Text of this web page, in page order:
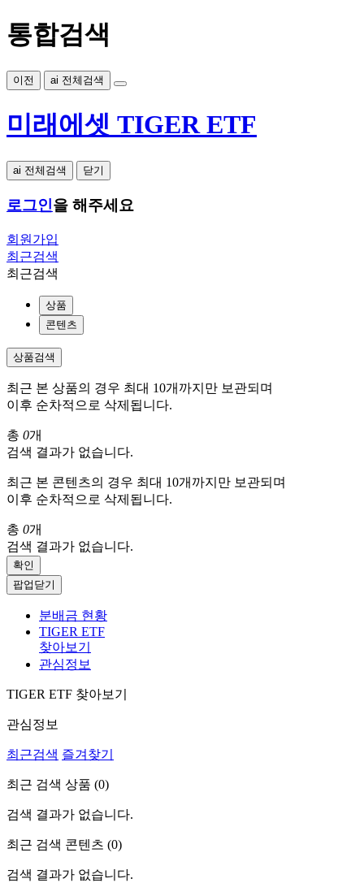
통합검색
이전 ai 전체검색
미래에셋 TIGER ETF
ai 전체검색 닫기
로그인을 해주세요
회원가입
최근검색
최근검색
상품
콘텐츠
상품검색
최근 본 상품의 경우 최대 10개까지만 보관되며
이후 순차적으로 삭제됩니다.
총 0개
검색 결과가 없습니다.
최근 본 콘텐츠의 경우 최대 10개까지만 보관되며
이후 순차적으로 삭제됩니다.
총 0개
검색 결과가 없습니다.
확인
팝업닫기
분배금 현황
TIGER ETF
찾아보기
관심정보
TIGER ETF 찾아보기
관심정보
최근검색 즐겨찾기
최근 검색 상품 (0)
검색 결과가 없습니다.
최근 검색 콘텐츠 (0)
검색 결과가 없습니다.